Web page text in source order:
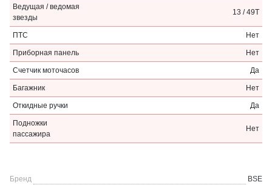
Ведущая / ведомая
звезды
13 / 49T
ПТС Нет
Приборная панель Нет
Счетчик моточасов Да
Багажник Нет
Откидные ручки Да
Подножки
пассажира
Нет
Бренд
BSE